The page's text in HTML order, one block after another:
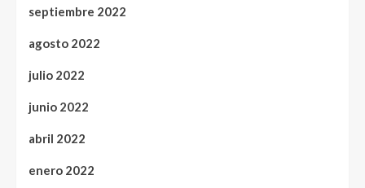
septiembre 2022
agosto 2022
julio 2022
junio 2022
abril 2022
enero 2022